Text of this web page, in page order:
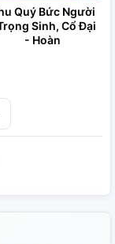
Quý Bức Người
Sinh, Cổ Đại
- Hoàn